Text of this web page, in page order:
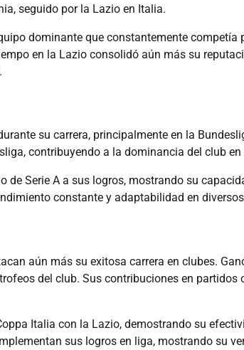
seguido por la Lazio en Italia.
dominante que constantemente
en la Lazio consolidó aún más su
su carrera, principalmente en la
contribuyendo a la dominancia del club
de Serie A a sus logros, mostrando su
constante y adaptabilidad en
aún más su exitosa carrera en clubes.
del club. Sus contribuciones en partidos
Italia con la Lazio, demostrando su
sus logros en liga, mostrando su